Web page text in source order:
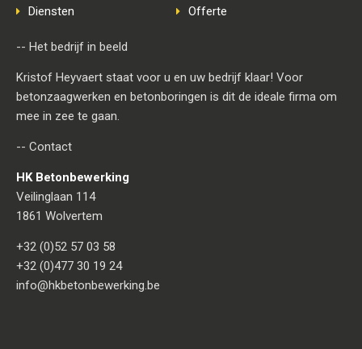
Diensten
Offerte
-- Het bedrijf in beeld
Kristof Heyvaert staat voor u en uw bedrijf klaar! Voor
betonzaagwerken en betonboringen is dit de ideale firma om
mee in zee te gaan.
-- Contact
HK Betonbewerking
Veilinglaan 114
1861 Wolvertem
+32 (0)52 57 03 58
+32 (0)477 30 19 24
info@hkbetonbewerking.be